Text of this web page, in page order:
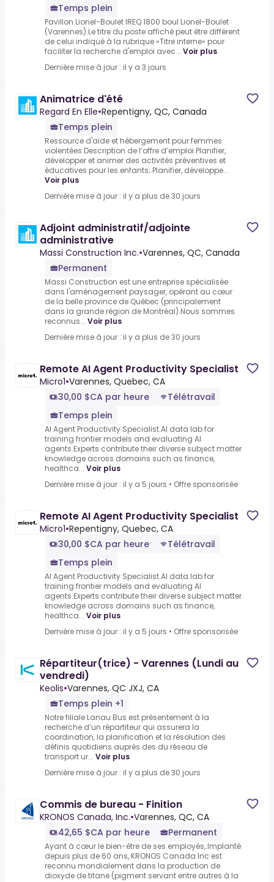
Temps plein
Pavillon Lionel-Boulet IREQ 1800 boul Lionel-Boulet
(Varennes).Le titre du poste affiché peut être différent
de celui indiqué à la rubrique «Titre interne» pour
faciliter la recherche d'emploi avec... Voir plus
Dernière mise à jour : il y a 3 jours
Animatrice d'été
Regard En Elle•Repentigny, QC, Canada
Temps plein
Ressource d'aide et hébergement pour femmes
violentées.Description de l’offre d’emploi.Planifier,
développer et animer des activités préventives et
éducatives pour les enfants;.Planifier, développe...
Voir plus
Dernière mise à jour : il y a plus de 30 jours
Adjoint administratif/adjointe
administrative
Massi Construction Inc.•Varennes, QC, Canada
Permanent
Massi Construction est une entreprise spécialisée
dans l'aménagement paysager, opérant au cœur
de la belle province de Québec (principalement
dans la grande région de Montréal).Nous sommes
reconnus... Voir plus
Dernière mise à jour : il y a plus de 30 jours
Remote AI Agent Productivity Specialist
Micro1•Varennes, Quebec, CA
30,00 $CA par heure
Télétravail
Temps plein
AI Agent Productivity Specialist.AI data lab for
training frontier models and evaluating AI
agents.Experts contribute their diverse subject matter
knowledge across domains such as finance,
healthca... Voir plus
Dernière mise à jour : il y a 5 jours • Offre sponsorisée
Remote AI Agent Productivity Specialist
Micro1•Repentigny, Quebec, CA
30,00 $CA par heure
Télétravail
Temps plein
AI Agent Productivity Specialist.AI data lab for
training frontier models and evaluating AI
agents.Experts contribute their diverse subject matter
knowledge across domains such as finance,
healthca... Voir plus
Dernière mise à jour : il y a 5 jours • Offre sponsorisée
Répartiteur(trice) - Varennes (Lundi au
vendredi)
Keolis•Varennes, QC JXJ, CA
Temps plein +1
Notre filiale Lanau Bus est présentement à la
recherche d’un répartiteur qui assurera la
coordination, la planification et la résolution des
définis quotidiens auprès des du réseau de
transport ur... Voir plus
Dernière mise à jour : il y a plus de 30 jours
Commis de bureau - Finition
KRONOS Canada, Inc.•Varennes, QC, CA
42,65 $CA par heure
Permanent
Ayant à cœur le bien-être de ses employés,.Implanté
depuis plus de 60 ans, KRONOS Canada Inc est
reconnu mondialement dans la production de
dioxyde de titane (pigment servant entre autres à la